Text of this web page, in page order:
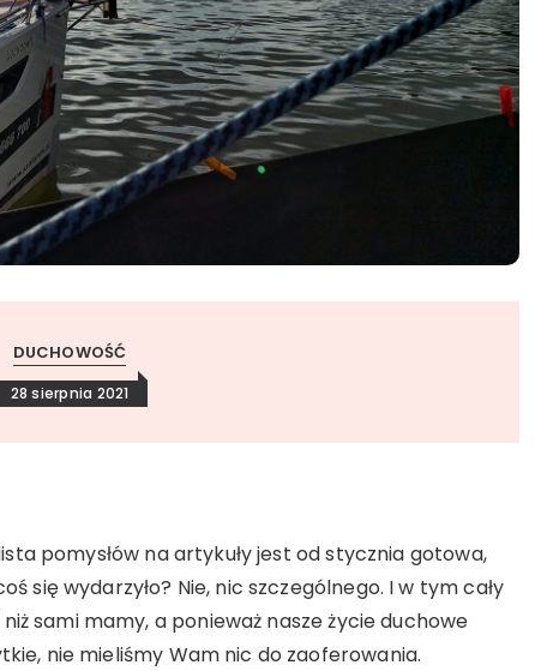
DUCHOWOŚĆ
28 sierpnia 2021
pomysłów na artykuły jest od stycznia gotowa,
się wydarzyło? Nie, nic szczególnego. I w tym cały
sami mamy, a ponieważ nasze życie duchowe
nie mieliśmy Wam nic do zaoferowania.